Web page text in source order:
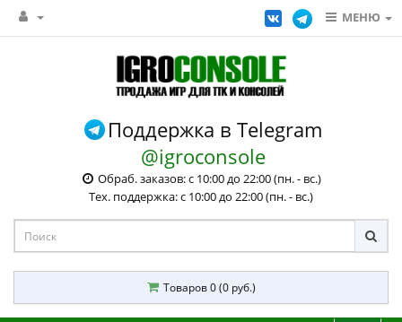
МЕНЮ
Поддержка в Telegram
@igroconsole
Обраб. заказов: с 10:00 до 22:00 (пн. - вс.)
Тех. поддержка: с 10:00 до 22:00 (пн. - вс.)
Товаров 0 (0 руб.)